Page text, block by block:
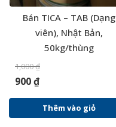
Bán TICA – TAB (Dạng
viên), Nhật Bản,
50kg/thùng
1,000₫
900₫
Thêm vào giỏ